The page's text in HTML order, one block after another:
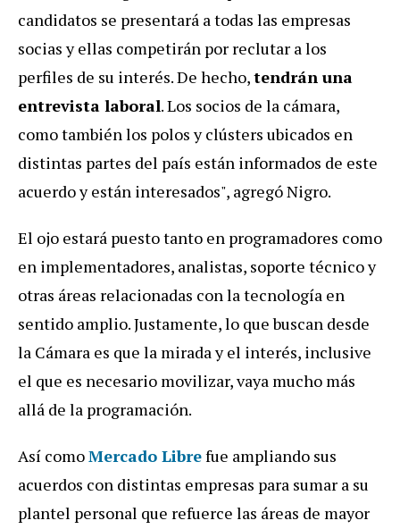
candidatos se presentará a todas las empresas
socias y ellas competirán por reclutar a los
perfiles de su interés. De hecho,tendrán una
entrevista laboral. Los socios de la cámara,
como también los polos y clústers ubicados en
distintas partes del país están informados de este
acuerdo y están interesados", agregó Nigro.
El ojo estará puesto tanto en programadores como
en implementadores, analistas, soporte técnico y
otras áreas relacionadas con la tecnología en
sentido amplio. Justamente, lo que buscan desde
la Cámara es que la mirada y el interés, inclusive
el que es necesario movilizar, vaya mucho más
allá de la programación.
Así comoMercado Librefue ampliando sus
acuerdos con distintas empresas para sumar a su
plantel personal que refuerce las áreas de mayor